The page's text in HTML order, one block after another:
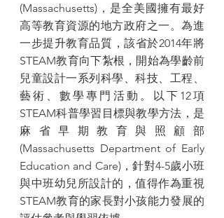
(Massachusetts)，是全美國擁有最好
高等教育資源的地方政府之一。為進
一步提升教育品質，該省於2014年將
STEAM教育向下紮根，開始為學齡前
兒童設計一系列科學、科技、工程、
藝術、數學專門活動。以下12項
STEAM科普學習目標與教學方法，是
麻省早期教育與照顧部
(Massachusetts Department of Early
Education and Care)，針對4-5歲小班
與中班幼兒所設計的，值得作為重視
STEAM教育的家長對小孩能力發展的